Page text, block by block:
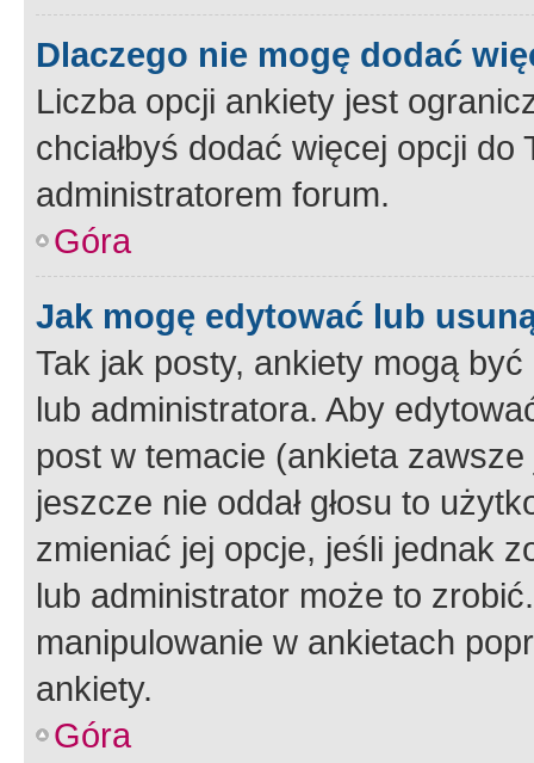
Dlaczego nie mogę dodać
Liczba opcji ankiety jest
chciałbyś dodać więcej opcji
administratorem forum.
Góra
Jak mogę edytować lub
Tak jak posty, ankiety mogą
lub administratora. Aby
post w temacie (ankieta
jeszcze nie oddał głosu to
zmieniać jej opcje, jeśli jednak
lub administrator może to
manipulowanie w ankietach
ankiety.
Góra